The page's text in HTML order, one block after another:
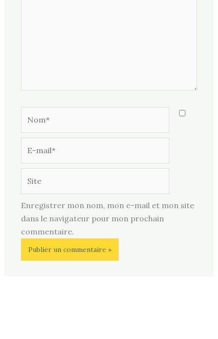
Enregistrer mon nom, mon e-mail et mon site
dans le navigateur pour mon prochain
commentaire.